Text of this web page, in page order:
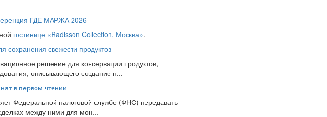
ГДЕ МАРЖА 2026
гостинице «Radisson Collection, Москва».
сохранения свежести продуктов
решение для консервации продуктов,
описывающего создание н...
в первом чтении
Федеральной налоговой службе (ФНС) передавать
между ними для мон...